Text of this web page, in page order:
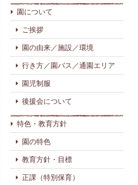
園について
ご挨拶
園の由来／施設／環境
行き方／園バス／通園エリア
園児制服
後援会について
特色・教育方針
園の特色
教育方針・目標
正課（特別保育）